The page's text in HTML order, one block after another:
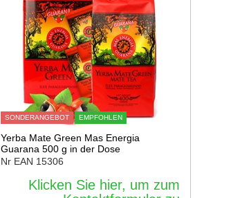
SONDERANGEBOT EMPFOHLEN
Yerba Mate Green Mas Energia
Guarana 500 g in der Dose
Nr EAN 15306
Klicken Sie hier, um zum